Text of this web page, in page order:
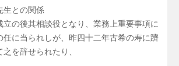
との関係
立の後其相談役となり、業務上重要事項に
任に当られしが、昨四十二年古希の寿に躋
を辞せられたり、